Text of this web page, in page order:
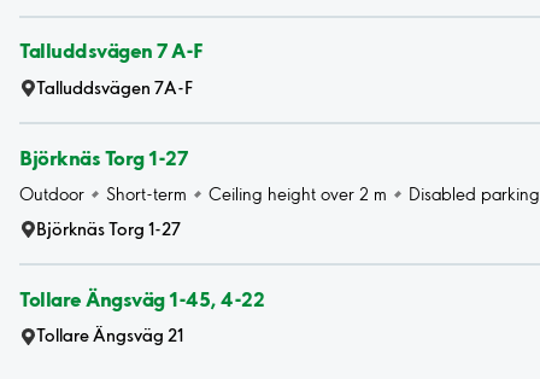
Talluddsvägen 7 A-F
Talluddsvägen 7A-F
Björknäs Torg 1-27
Outdoor Short-term Ceiling height over 2 m
Disabled parking
Björknäs Torg 1-27
Tollare Ängsväg 1-45, 4-22
Tollare Ängsväg 21